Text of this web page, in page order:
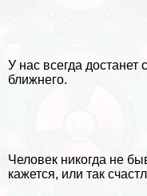
У нас всегда достанет
ближнего.
Человек никогда не
кажется, или так